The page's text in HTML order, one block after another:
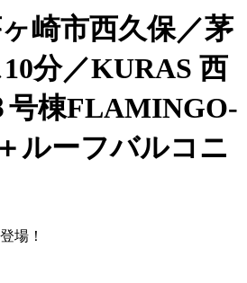
崎市西久保／茅
分／KURAS 西
号棟FLAMINGO-
ルーフバルコニ
場！